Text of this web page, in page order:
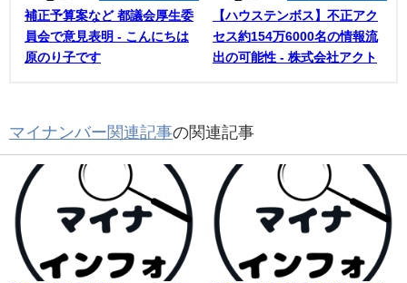
補正予算案など 都議会厚生委
員会で意見表明 - こんにちは
原のり子です
【ハウステンボス】不正アク
セス約154万6000名の情報流
出の可能性 - 株式会社アクト
マイナンバー関連記事の関連記事